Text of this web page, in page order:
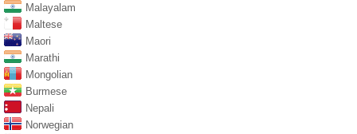
Malayalam
Maltese
Maori
Marathi
Mongolian
Burmese
Nepali
Norwegian